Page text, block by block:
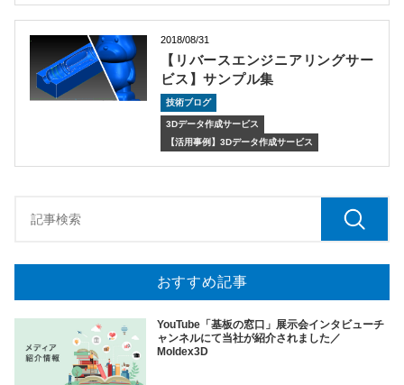
2018/08/31
【リバースエンジニアリングサー
ビス】サンプル集
技術ブログ
3Dデータ作成サービス
【活用事例】3Dデータ作成サービス
おすすめ記事
YouTube「基板の窓口」展示会インタビューチ
ャンネルにて当社が紹介されました／
Moldex3D